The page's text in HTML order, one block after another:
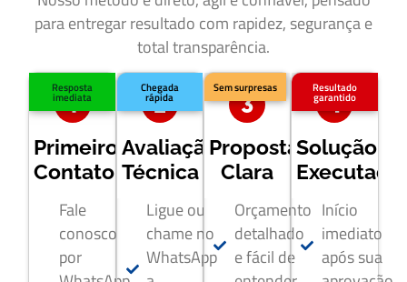
para entregar resultado com rapidez, segurança e
total transparência.
Primeiro
Contato
Resposta
imediata
Fale
conosco
por
Avaliação
Técnica
Chegada
rápida
Ligue ou
chame no
WhatsApp
Proposta
Clara
Sem surpresas
Orçamento
detalhado
e fácil de
Solução
Executada
Resultado
garantido
Início
imediato
após sua